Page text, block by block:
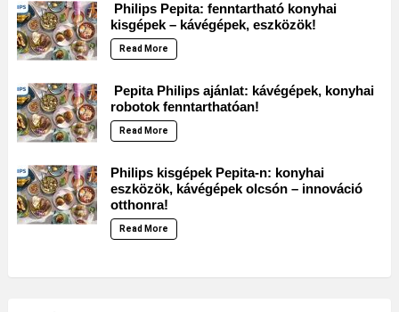
Philips Pepita: fenntartható konyhai
kisgépek – kávégépek, eszközök!
Read More
Pepita Philips ajánlat: kávégépek, konyhai
robotok fenntarthatóan!
Read More
Philips kisgépek Pepita-n: konyhai
eszközök, kávégépek olcsón – innováció
otthonra!
Read More